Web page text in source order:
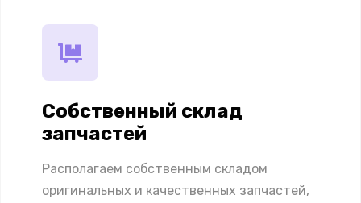
Собственный склад
запчастей
Располагаем собственным складом
оригинальных и качественных запчастей,